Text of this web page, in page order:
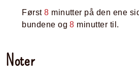
Først8 minutter på den ene
bundene og8 minutter til.
Noter